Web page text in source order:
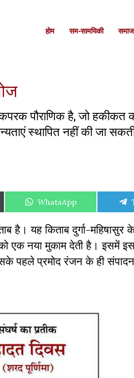
होम सम-सामयिकी
पौराणिक है, जो हकीकत
स्थापित नहीं की जा
Share
WhatsApp
है। यह किताब दुर्गा-
एक नया मुकाम देती है। इसमें
पहले प्रमोद रंजन के ही संपादन